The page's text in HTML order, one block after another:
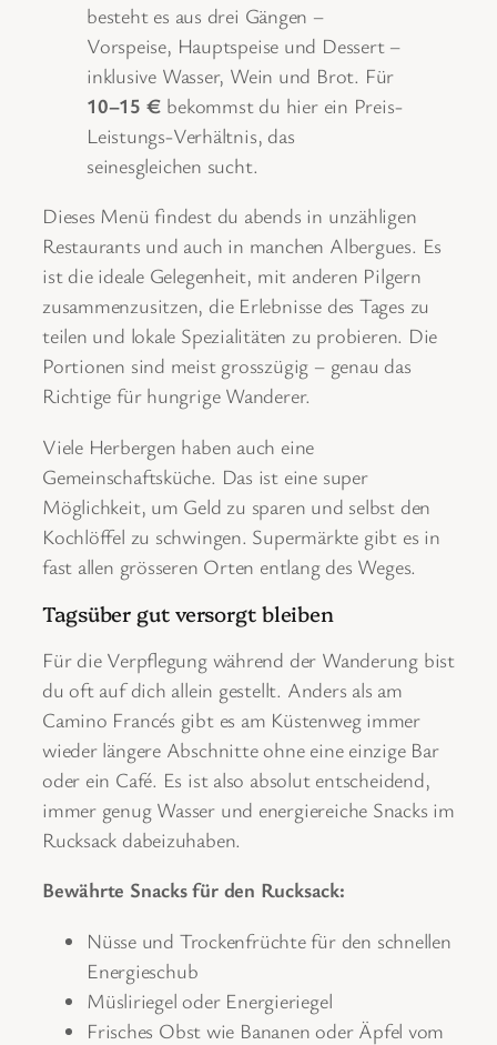
besteht es aus drei Gängen –
Vorspeise, Hauptspeise und Dessert –
inklusive Wasser, Wein und Brot. Für
10–15 € bekommst du hier ein Preis-
Leistungs-Verhältnis, das
seinesgleichen sucht.
Dieses Menü findest du abends in unzähligen
Restaurants und auch in manchen Albergues. Es
ist die ideale Gelegenheit, mit anderen Pilgern
zusammenzusitzen, die Erlebnisse des Tages zu
teilen und lokale Spezialitäten zu probieren. Die
Portionen sind meist grosszügig – genau das
Richtige für hungrige Wanderer.
Viele Herbergen haben auch eine
Gemeinschaftsküche. Das ist eine super
Möglichkeit, um Geld zu sparen und selbst den
Kochlöffel zu schwingen. Supermärkte gibt es in
fast allen grösseren Orten entlang des Weges.
Tagsüber gut versorgt bleiben
Für die Verpflegung während der Wanderung bist
du oft auf dich allein gestellt. Anders als am
Camino Francés gibt es am Küstenweg immer
wieder längere Abschnitte ohne eine einzige Bar
oder ein Café. Es ist also absolut entscheidend,
immer genug Wasser und energiereiche Snacks im
Rucksack dabeizuhaben.
Bewährte Snacks für den Rucksack:
Nüsse und Trockenfrüchte für den schnellen
Energieschub
Müsliriegel oder Energieriegel
Frisches Obst wie Bananen oder Äpfel vom